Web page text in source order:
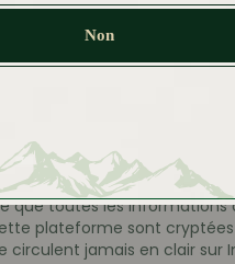
Non
sécurisé : Toutes les
bancaire ne transite sur
est certifié HTTPS, PCI-
que toutes les informations
plateforme sont
circulent jamais en clair sur